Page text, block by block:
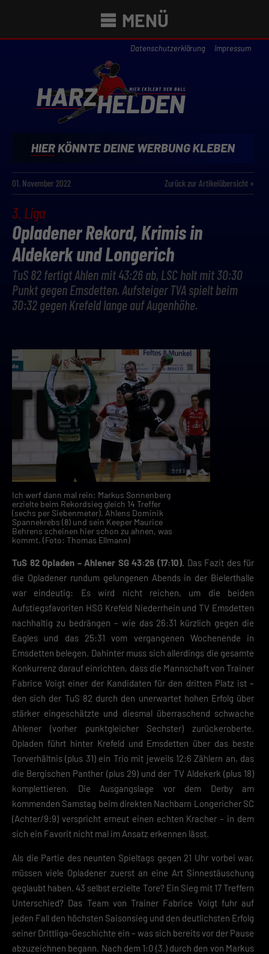
MENÜ
Datenschutzerklärung Impressum
01. November 2022 Zurück zur Artikelübersicht »
3. Liga
Opladener Rekord, Krimis in
Aldekerk und Longerich
TuS 82 fertigt Ahlen mit 43:26 ab, LSC holt mit 30:30
Punkt gegen Emsdetten. Aufsteiger TVA spielt beim
30:32 gegen Krefeld lange auf Augenhöhe.
Ich werf dann mal rein: Markus Sonnenberg
erzielte beim Rekordsieg gleich 14 Treffer
(sechs per Siebenmeter). Ahlens Dominik
Spannekrebs (8) und sein Keeper Maurice
Behrens scheinen hier schon zu ahnen, was
kommt. (Foto: Thomas Ellmann)
TuS 82 Opladen – Ahlener SG 43:26 (17:10). Das Fazit des für
die Opladener rundum gelungenen Abends in der Bielerthalle
war eindeutig: Es wird nicht reichen, um die beiden
Aufstiegsfavoriten HSG Krefeld Niederrhein und TV Emsdetten
nachhaltig zu bedrängen – wie das 26:31 kürzlich gegen die
Eagles und das 25:31 vom vergangenen Wochenende in
Emsdetten belegen. Dahinter muss sich allerdings die gesamte
Konkurrenz darauf einrichten, dass die Mannschaft von Trainer
Fabrice Voigt einer der Kandidaten für den dritten Platz ist –
den sich der TuS 82 durch den unerwartet hohen Erfolg über
stärker eingeschätzte und diesmal überraschend schwache
Ahlener (vorher punktgleicher Sechster) zurückeroberte.
Opladen führt hinter Krefeld und Emsdetten über das beste
Torverhältnis (plus 31) ein Trio mit jeweils 12:6 Zählern an, das
die Bergischen Panther (plus 29) und der TV Aldekerk (plus 18)
komplettieren. Die Ausgangslage vor dem Derby am
kommenden Samstag beim direkten Nachbarn Longericher SC
(Achter/9:9) verspricht erneut einen echten Kracher – in dem
sich ein Favorit nicht mal im Ansatz erkennen lässt.
Als die Partie des neunten Spieltags gegen 21 Uhr vorbei war,
müssen viele Opladener zuerst an eine Art Sinnestäuschung
geglaubt haben. 43 selbst erzielte Tore? Ein Sieg mit 17 Treffern
Unterschied? Das Team von Trainer Fabrice Voigt fuhr auf
jeden Fall den höchsten Saisonsieg und den deutlichsten Erfolg
seiner Drittliga-Geschichte ein – was sich bereits vor der Pause
abzuzeichnen begann. Nach dem 1:0 (3.) durch den von Markus